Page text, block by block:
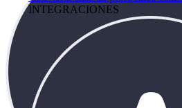
INTEGRACIONES